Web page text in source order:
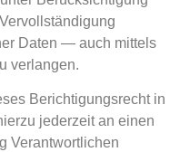
Daten — auch mittels
verlangen.
Berichtigungsrecht in
jederzeit an einen
Verantwortlichen